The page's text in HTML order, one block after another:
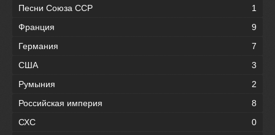
Песни Союза ССР
1
Франция
9
Германия
7
США
3
Румыния
2
Российская империя
8
СХС
0